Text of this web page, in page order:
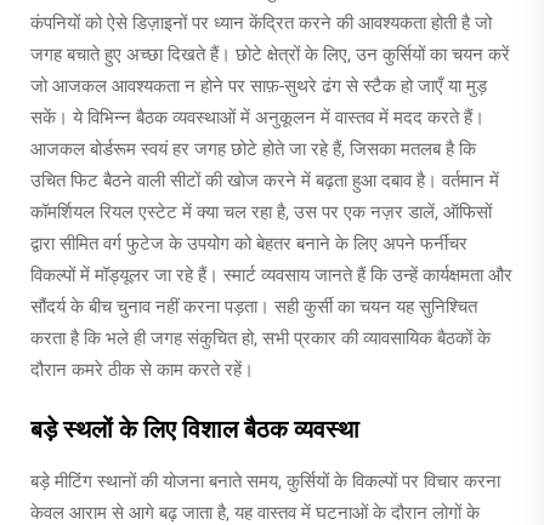
कंपनियों को ऐसे डिज़ाइनों पर ध्यान केंद्रित करने की आवश्यकता होती है जो
जगह बचाते हुए अच्छा दिखते हैं। छोटे क्षेत्रों के लिए, उन कुर्सियों का चयन करें
जो आजकल आवश्यकता न होने पर साफ़-सुथरे ढंग से स्टैक हो जाएँ या मुड़
सकें। ये विभिन्न बैठक व्यवस्थाओं में अनुकूलन में वास्तव में मदद करते हैं।
आजकल बोर्डरूम स्वयं हर जगह छोटे होते जा रहे हैं, जिसका मतलब है कि
उचित फिट बैठने वाली सीटों की खोज करने में बढ़ता हुआ दबाव है। वर्तमान में
कॉमर्शियल रियल एस्टेट में क्या चल रहा है, उस पर एक नज़र डालें, ऑफिसों
द्वारा सीमित वर्ग फुटेज के उपयोग को बेहतर बनाने के लिए अपने फर्नीचर
विकल्पों में मॉड्यूलर जा रहे हैं। स्मार्ट व्यवसाय जानते हैं कि उन्हें कार्यक्षमता और
सौंदर्य के बीच चुनाव नहीं करना पड़ता। सही कुर्सी का चयन यह सुनिश्चित
करता है कि भले ही जगह संकुचित हो, सभी प्रकार की व्यावसायिक बैठकों के
दौरान कमरे ठीक से काम करते रहें।
बड़े स्थलों के लिए विशाल बैठक व्यवस्था
बड़े मीटिंग स्थानों की योजना बनाते समय, कुर्सियों के विकल्पों पर विचार करना
केवल आराम से आगे बढ़ जाता है, यह वास्तव में घटनाओं के दौरान लोगों के